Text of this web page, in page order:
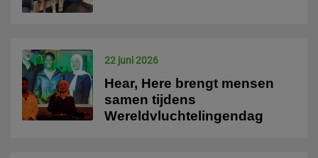
22 juni 2026
Hear, Here brengt mensen
samen tijdens
Wereldvluchtelingendag